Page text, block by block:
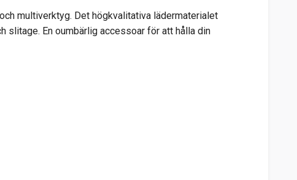
multiverktyg. Det högkvalitativa lädermaterialet
slitage. En oumbärlig accessoar för att hålla din